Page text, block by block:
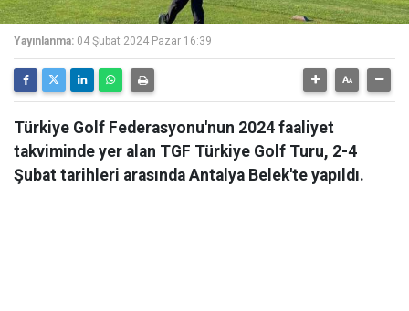
Yayınlanma: 04 Şubat 2024 Pazar 16:39
Türkiye Golf Federasyonu'nun 2024 faaliyet
takviminde yer alan TGF Türkiye Golf Turu, 2-4
Şubat tarihleri arasında Antalya Belek'te yapıldı.